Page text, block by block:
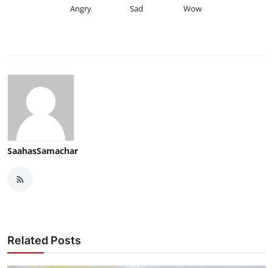
Angry Sad Wow
SaahasSamachar
Related Posts